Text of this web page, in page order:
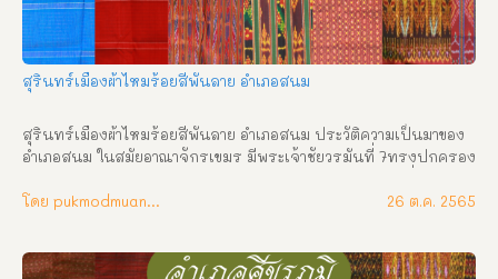
สุรินทร์เมืองผ้าไหมร้อยสีพันลาย อำเภอสนม
สุรินทร์เมืองผ้าไหมร้อยสีพันลาย อำเภอสนม ประวัติความเป็นมาของ
อำเภอสนม ในสมัยอาณาจักรเขมร มีพระเจ้าชัยวรมันที่ 7ทรงปกครอง
สนมก็อีกแห่งหนึ่ง โดยสันนิษฐานว่าอาจเคยเมืองหรือหมู่บ้านขนาด
หัว(2411 – 2453) ฝ่ายเมืองรัตนบุรี(ขณะนั้นขึ้นต่อเมืองพิมาย)ได้เกิด
โดย pukmodmuangthai 26 ต.ค. 2565